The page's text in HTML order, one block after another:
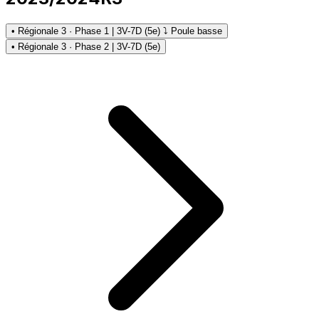
• Régionale 3 · Phase 1 | 3V-7D (5e) ⤵ Poule basse
• Régionale 3 · Phase 2 | 3V-7D (5e)